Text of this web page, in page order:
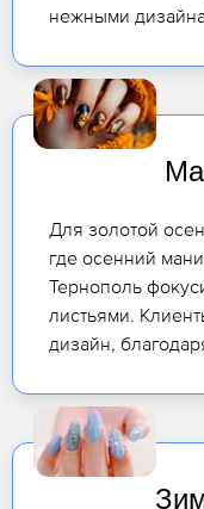
нежными
Для золотой
где осенний
Тернополь
листьями.
дизайн,